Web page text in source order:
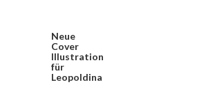
Neue
Cover
Illustration
für
Leopoldina